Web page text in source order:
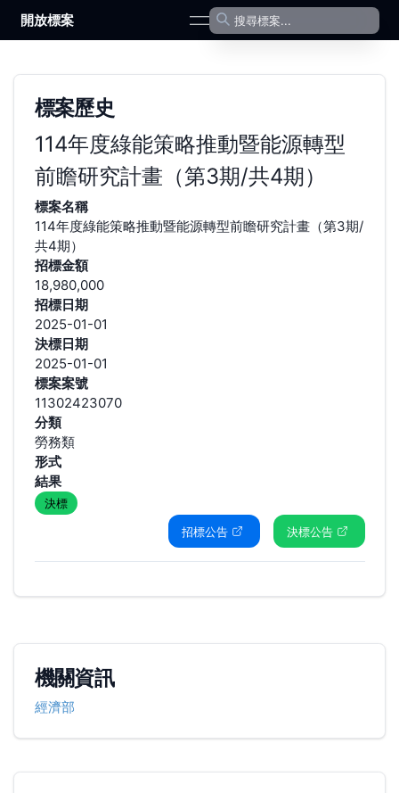
開放標案 open navigation menu
標案歷史
114年度綠能策略推動暨能源轉型
前瞻研究計畫（第3期/共4期）
標案名稱
114年度綠能策略推動暨能源轉型前瞻研究計畫（第3期/
共4期）
招標金額
18,980,000
招標日期
2025-01-01
決標日期
2025-01-01
標案案號
11302423070
分類
勞務類
形式
結果
決標
招標公告
決標公告
機關資訊
經濟部